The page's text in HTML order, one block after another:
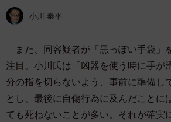
小川 泰平
また、同容疑者が「黒っぽい手袋」
注目。小川氏は「凶器を使う時に手が
分の指を切らないよう、事前に準備し
とし、最後に自傷行為に及んだことに
ても死ねないことが多い。それが確実